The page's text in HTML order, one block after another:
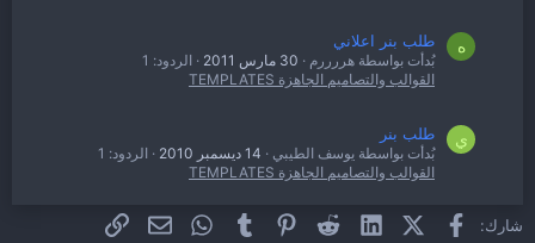
ه طلب بنر اعلاني
بُدأت بواسطة هررررم 30 مارس 2011
الردود: 1
القوالب والتصاميم الجاهزة TEMPLATES
ي طلب بنر
بُدأت بواسطة يوسف الطيبي 14 ديسمبر 2010
الردود: 1
القوالب والتصاميم الجاهزة TEMPLATES
ق (طلب) بنر اعلاني شارك: فيسبوكX (Twitter)
LinkedIn
Reddit
Pinterest
Tumblr
WhatsAppالبريد الإلكتروني
الرابط